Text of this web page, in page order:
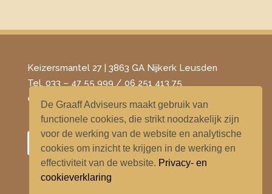
De Graaff Adviseurs maakt gebruik van
functionele cookies, die strikt noodzakelijk zijn
voor de werking van de website en analytische
cookies om inzicht te krijgen in de werking en
effectiviteit van de website. Privacy- en
cookieverklaring
Keizersmantel 27 | 3863 GA Nijkerk Leusden
Tel. 033 – 47 55 999 / 06 251 413 75
​e-mail –
info@degraaffadviseurs.nl